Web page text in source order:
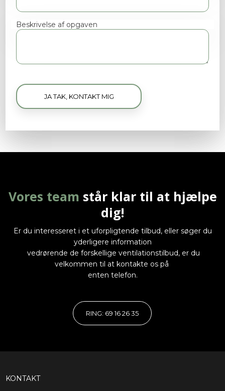
Beskrivelse af opgaven
Vores team står klar til at hjælpe
dig!​
​​​Er du interesseret i et uforpligtende tilbud, eller søger du
yderligere information
vedrørende de forskellige ventilationstilbud, er du
velkommen til at kontakte os på
enten telefon.
RING: 69 16 26 35
KONTAKT